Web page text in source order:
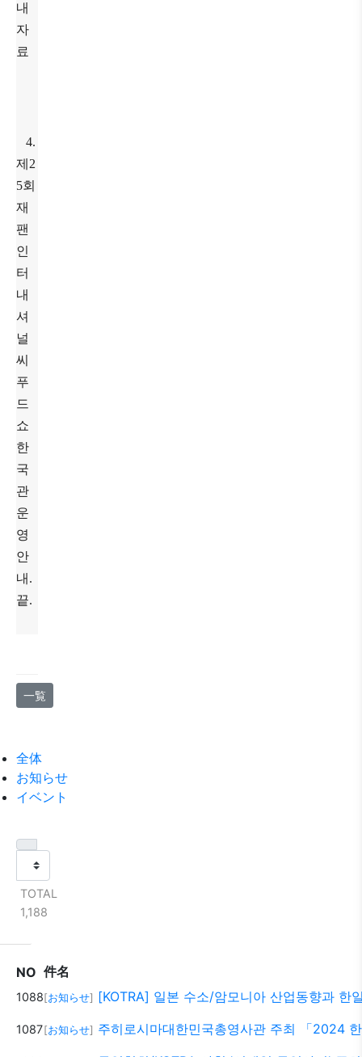
내
자
료
4.
제2
5회
재
팬
인
터
내
셔
널
씨
푸
드
쇼
한
국
관
운
영
안
내.
끝.
一覧
全体
お知らせ
イベント
TOTAL
1,188
NO 件名
1088 [お知らせ] [KOTRA] 일본 수소/암모니아 산업동향과
1087 [お知らせ] 주히로시마대한민국총영사관 주최 「2024